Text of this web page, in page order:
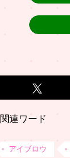
関連ワード
アイブロウ